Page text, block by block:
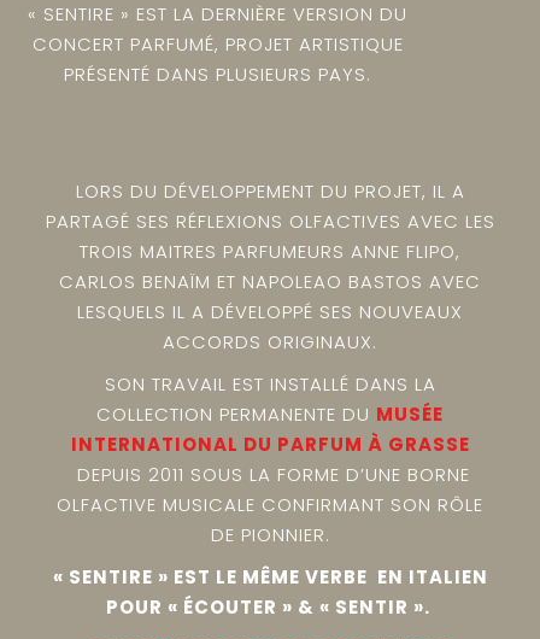
« SENTIRE » EST LA DERNIÈRE VERSION DU
CONCERT PARFUMÉ, PROJET ARTISTIQUE
PRÉSENTÉ DANS PLUSIEURS PAYS.
LORS DU DÉVELOPPEMENT DU PROJET, IL A
PARTAGÉ SES RÉFLEXIONS OLFACTIVES AVEC LES
TROIS MAITRES PARFUMEURS ANNE FLIPO,
CARLOS BENAÏM ET NAPOLEAO BASTOS AVEC
LESQUELS IL A DÉVELOPPÉ SES NOUVEAUX
ACCORDS ORIGINAUX.
SON TRAVAIL EST INSTALLÉ DANS LA
COLLECTION PERMANENTE DU MUSÉE
INTERNATIONAL DU PARFUM À GRASSE
DEPUIS 2011 SOUS LA FORME D’UNE BORNE
OLFACTIVE MUSICALE CONFIRMANT SON RÔLE
DE PIONNIER.
« SENTIRE » EST LE MÊME VERBE EN ITALIEN
POUR « ÉCOUTER » & « SENTIR ».